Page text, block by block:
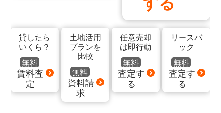
貸したら
いくら？
無料
賃料査
定
土地活用
プランを
比較
無料
資料請
求
任意売却
は即行動
無料
査定す
る
リースバ
ック
無料
査定す
る